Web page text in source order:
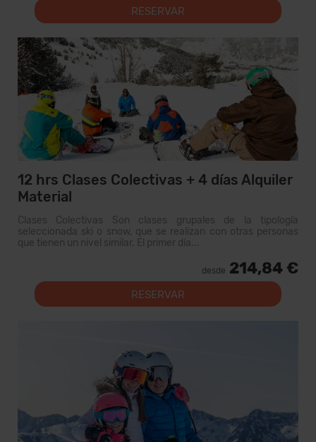
RESERVAR
12 hrs Clases Colectivas + 4 días Alquiler
Material
Clases Colectivas Son clases grupales de la tipología
seleccionada ski o snow, que se realizan con otras personas
que tienen un nivel similar. El primer día...
desde 214,84 €
RESERVAR